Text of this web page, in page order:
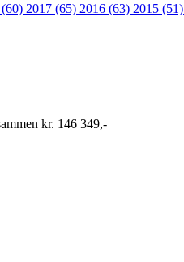
2017 (65) 2016 (63) 2015 (51)
kr. 146 349,-